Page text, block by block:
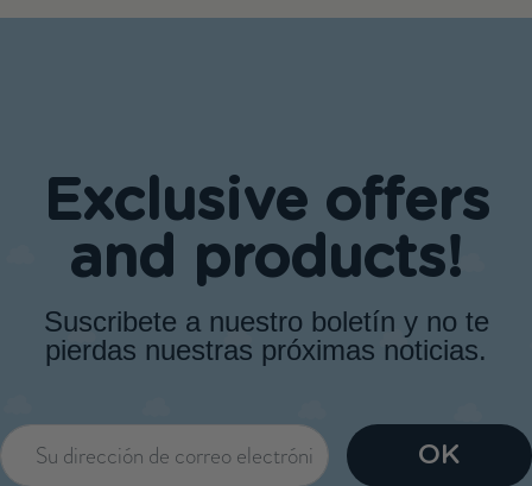
Exclusive offers
and products!
Suscribete a nuestro boletín y no te
pierdas nuestras próximas noticias.